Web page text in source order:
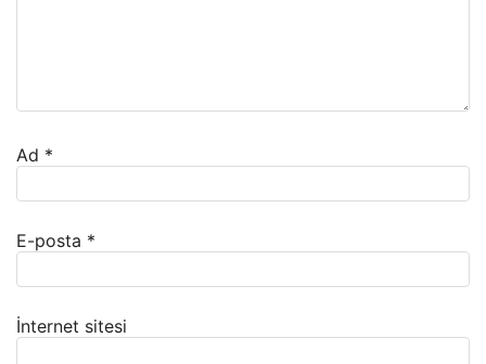
Ad *
E-posta *
İnternet sitesi